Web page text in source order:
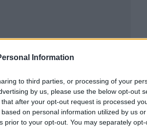
Information
to third parties, or processing of your
by us, please use the below opt-out
after your opt-out request is processed
on personal information utilized by us
prior to your opt-out. You may separately